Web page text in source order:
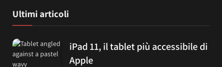
Ultimi articoli
iPad 11, il tablet più accessibile di
Apple